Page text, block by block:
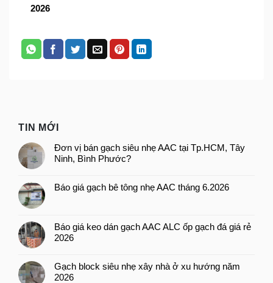
2026
TIN MỚI
Đơn vị bán gạch siêu nhẹ AAC tại Tp.HCM, Tây
Ninh, Bình Phước?
Báo giá gạch bê tông nhẹ AAC tháng 6.2026
Báo giá keo dán gạch AAC ALC ốp gạch đá giá rẻ
2026
Gạch block siêu nhẹ xây nhà ở xu hướng năm
2026